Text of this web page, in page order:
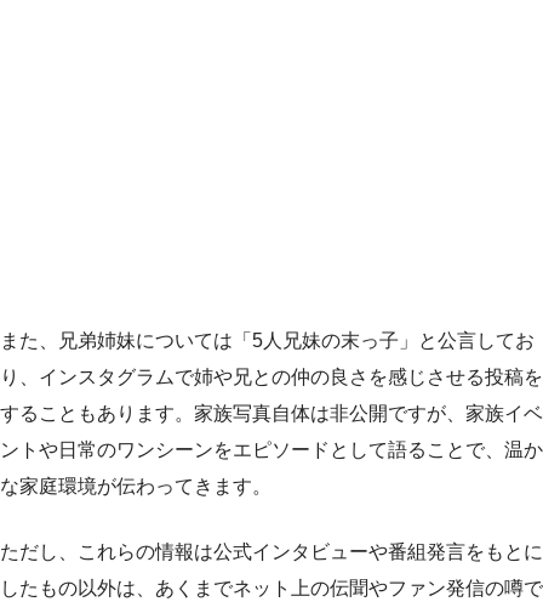
また、兄弟姉妹については「5人兄妹の末っ子」と公言してお
り、インスタグラムで姉や兄との仲の良さを感じさせる投稿を
することもあります。家族写真自体は非公開ですが、家族イベ
ントや日常のワンシーンをエピソードとして語ることで、温か
な家庭環境が伝わってきます。
ただし、これらの情報は公式インタビューや番組発言をもとに
したもの以外は、あくまでネット上の伝聞やファン発信の噂で